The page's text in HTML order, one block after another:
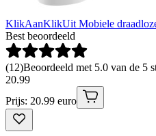
KlikAanKlikUit Mobiele
Best beoordeeld
(12)Beoordeeld met 5.0 van de 5
20.99
Prijs: 20.99 euro